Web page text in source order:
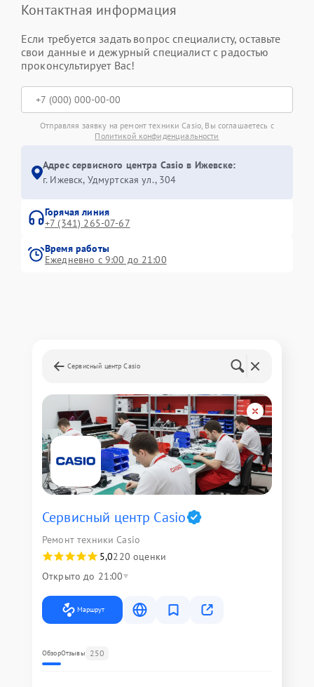
Контактная информация
Если требуется задать вопрос специалисту, оставьте
свои данные и дежурный специалист с радостью
проконсультирует Вас!
Отправляя заявку на ремонт техники Casio, Вы соглашаетесь с
Политикой конфиденциальности
Адрес сервисного центра Casio в Ижевске:
г. Ижевск, Удмуртская ул., 304
Горячая линия
+7 (341) 265-07-67
Время работы
Ежедневно с 9:00 до 21:00
Сервисный центр Casio
Сервисный центр Casio
Ремонт техники Casio
5,0220 оценки
Открыто до 21:00
Маршрут
ОбзорОтзывы 250